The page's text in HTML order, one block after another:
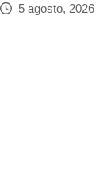
5 agosto, 2026